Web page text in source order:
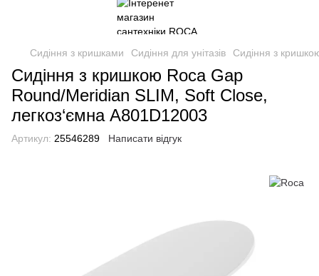
Сидіння з кришками Сидіння для унітазів Cидіння з
Cидіння з кришкою Roca Gap
Round/Meridian SLIM, Soft Close,
легкоз‘ємна A801D12003
Артикул: 25546289 Написати відгук